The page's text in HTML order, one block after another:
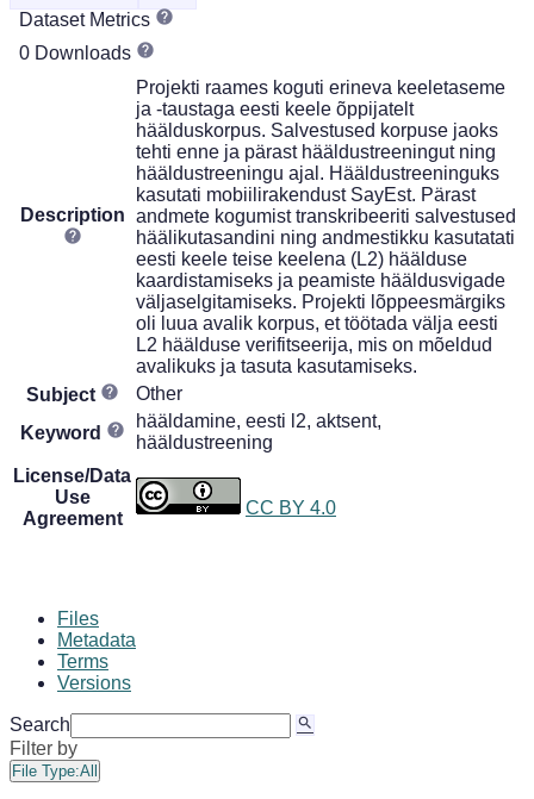
Dataset Metrics
0 Downloads
Description
Projekti raames koguti erineva keeletaseme
ja -taustaga eesti keele õppijatelt
häälduskorpus. Salvestused korpuse jaoks
tehti enne ja pärast hääldustreeningut ning
hääldustreeningu ajal. Hääldustreeninguks
kasutati mobiilirakendust SayEst. Pärast
andmete kogumist transkribeeriti salvestused
häälikutasandini ning andmestikku kasutatati
eesti keele teise keelena (L2) häälduse
kaardistamiseks ja peamiste hääldusvigade
väljaselgitamiseks. Projekti lõppeesmärgiks
oli luua avalik korpus, et töötada välja eesti
L2 häälduse verifitseerija, mis on mõeldud
avalikuks ja tasuta kasutamiseks.
Subject
Other
Keyword
hääldamine, eesti l2, aktsent,
hääldustreening
License/Data
Use
Agreement
CC BY 4.0
Files
Metadata
Terms
Versions
Search
Filter by
File Type:All